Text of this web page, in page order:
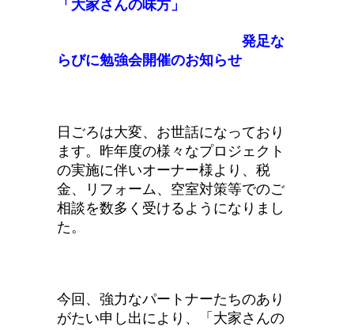
「大家さんの味方」
発足な
らびに勉強会開催のお知らせ
日ごろは大変、お世話になっており
ます。昨年度の様々なプロジェクト
の実施に伴いオーナー様より、税
金、リフォーム、空室対策等でのご
相談を数多く受けるようになりまし
た。
今回、強力なパートナーたちのあり
がたい申し出により、「大家さんの